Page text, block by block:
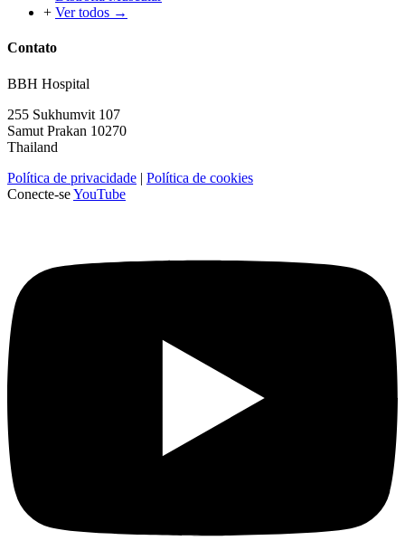
+ Ver todos →
Contato
BBH Hospital
255 Sukhumvit 107
Samut Prakan 10270
Thailand
Política de privacidade | Política de cookies
Conecte-seYouTube